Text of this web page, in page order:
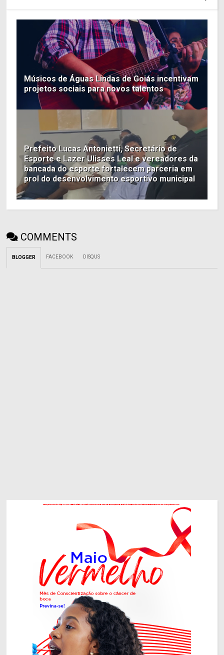
Músicos de Águas Lindas de Goiás incentivam
projetos sociais para novos talentos
Prefeito Lucas Antonietti, Secretário de
Esporte e Lazer Ulisses Leal e vereadores da
bancada do esporte fortalecem parceria em
prol do desenvolvimento esportivo municipal
COMMENTS
BLOGGER FACEBOOK DISQUS